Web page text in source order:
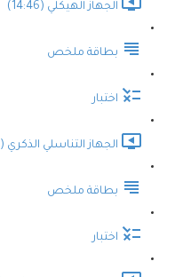
الجهاز الهيكلي (14:46)
بطاقة ملخص
اختبار
الجهاز التناسلي الذكري (11:51)
بطاقة ملخص
اختبار